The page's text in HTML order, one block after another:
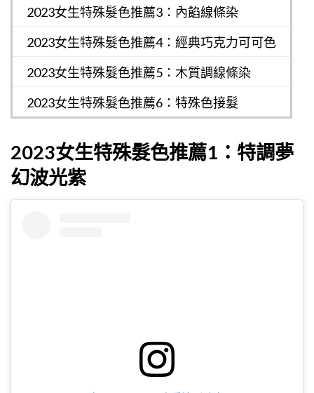
2023女生特殊髮色推薦3：內餡線條染
2023女生特殊髮色推薦4：經典巧克力可可色
2023女生特殊髮色推薦5：木質調線條染
2023女生特殊髮色推薦6：特殊色接髮
2023女生特殊髮色推薦1：特調夢
幻波光紫